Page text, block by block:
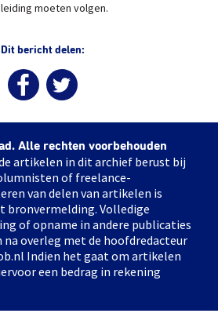
moeten volgen.
Dit bericht delen:
Alle rechten voorbehouden
artikelen in dit archief berust bij
of freelance-
van delen van artikelen is
bronvermelding. Volledige
of opname in andere publicaties
overleg met de hoofdredacteur
Indien het gaat om artikelen
een bedrag in rekening